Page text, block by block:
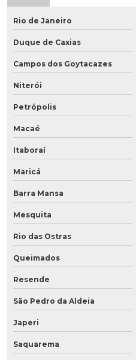
Rio de Janeiro
Duque de Caxias
Campos dos Goytacazes
Niterói
Petrópolis
Macaé
Itaboraí
Maricá
Barra Mansa
Mesquita
Rio das Ostras
Queimados
Resende
São Pedro da Aldeia
Japeri
Saquarema